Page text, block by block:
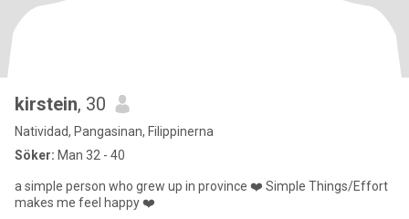
kirstein, 30
Natividad, Pangasinan, Filippinerna
Söker: Man 32 - 40
a simple person who grew up in province ❤️ Simple Things/Effort
makes me feel happy ❤️